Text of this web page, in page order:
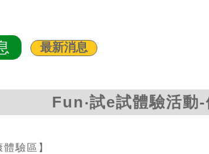
最新消息
Fun‧試e試體驗活動
驗區】